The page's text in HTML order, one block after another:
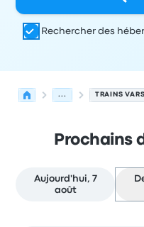
Rechercher des
... TRAINS
Prochains
Aujourd'hui, 7
août